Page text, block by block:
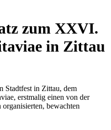
zum XXVI.
in Zittau
Stadtfest in Zittau, dem
erstmalig einen von der
bewachten